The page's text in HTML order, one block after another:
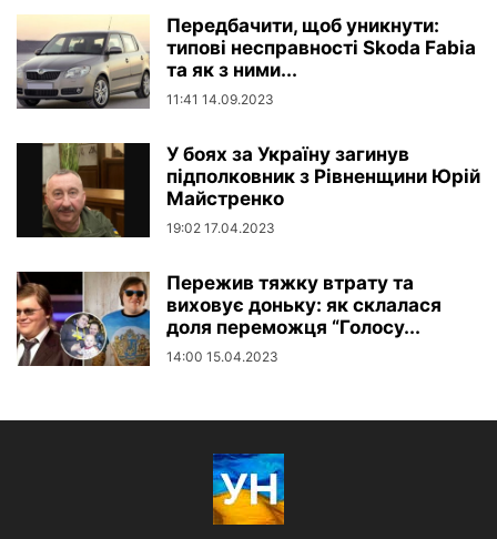
Передбачити, щоб уникнути:
типові несправності Skoda Fabia
та як з ними...
11:41 14.09.2023
У боях за Україну загинув
підполковник з Рівненщини Юрій
Майстренко
19:02 17.04.2023
Пережив тяжку втрату та
виховує доньку: як склалася
доля переможця “Голосу...
14:00 15.04.2023